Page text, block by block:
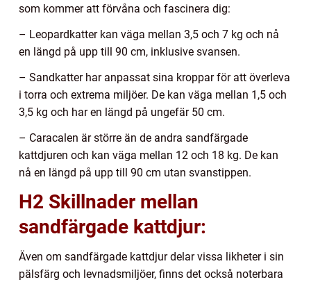
som kommer att förvåna och fascinera dig:
– Leopardkatter kan väga mellan 3,5 och 7 kg och nå
en längd på upp till 90 cm, inklusive svansen.
– Sandkatter har anpassat sina kroppar för att överleva
i torra och extrema miljöer. De kan väga mellan 1,5 och
3,5 kg och har en längd på ungefär 50 cm.
– Caracalen är större än de andra sandfärgade
kattdjuren och kan väga mellan 12 och 18 kg. De kan
nå en längd på upp till 90 cm utan svanstippen.
H2 Skillnader mellan
sandfärgade kattdjur:
Även om sandfärgade kattdjur delar vissa likheter i sin
pälsfärg och levnadsmiljöer, finns det också noterbara